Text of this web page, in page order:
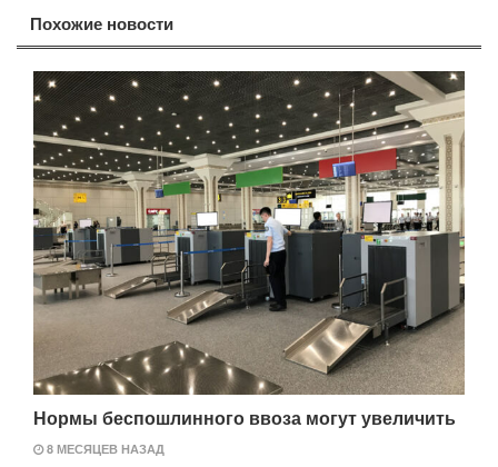
Похожие новости
Нормы беспошлинного ввоза могут увеличить
8 МЕСЯЦЕВ НАЗАД